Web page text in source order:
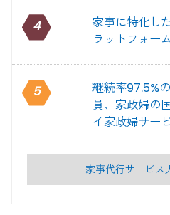
4
家事に特化し
ラットフォー
5
継続率97.5%
員、家政婦の
イ家政婦サービ
家事代行サービス